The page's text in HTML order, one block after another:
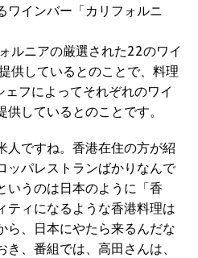
ワインバー「カリフォルニ
ルニアの厳選された22のワイ
供しているとのことで、料理
フによってそれぞれのワイ
しているとのことです。
人ですね。香港在住の方が紹
ッパレストランばかりなんで
いうのは日本のように「香
ティになるような香港料理は
ら、日本にやたら来るんだな
、番組では、高田さんは、